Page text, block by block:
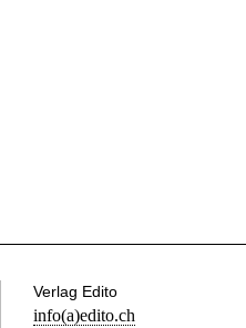
Verlag Edito
info(a)edito.ch